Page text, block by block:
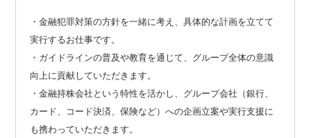
・金融犯罪対策の方針を一緒に考え、具体的な計画を立てて
実行するお仕事です。
・ガイドラインの普及や教育を通じて、グループ全体の意識
向上に貢献していただきます。
・金融持株会社という特性を活かし、グループ会社（銀行、
カード、コード決済、保険など）への企画立案や実行支援に
も携わっていただきます。